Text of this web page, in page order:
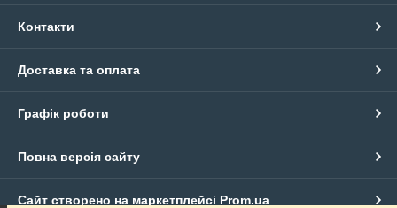
Контакти
Доставка та оплата
Графік роботи
Повна версія сайту
Сайт створено на маркетплейсі Prom.ua